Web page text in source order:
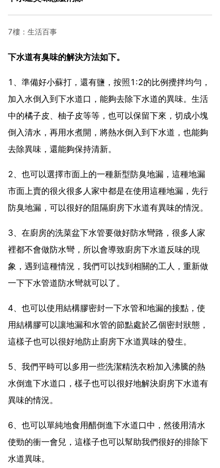
7樓：生活百事
下水道有臭味的解決方法如下。
1、準備好小蘇打，還有鹽，按照1:2的比例攪拌均勻，
加入水倒入到下水道口，能夠去除下水道的異味。生活
中的橘子皮、柚子皮等等，也可以保留下來，切成小塊
倒入清水，再用水煮開，將熱水倒入到下水道，也能夠
去除異味，還能夠保持清新。
2、也可以選擇市面上的一種新型防臭地漏，這種地漏
市面上賣的很火很多人家中都是在使用這種地漏，先行
防臭地漏，可以很好的阻隔廚房下水道有異味的情況。
3、在廚房的洗菜盆下水管要做好防水彎路，很多人家
裡都不會做防水彎，所以會導致廚房下水道反味的現
象，遇到這種情況，我們可以找到相關的工人，重新做
一下下水管道防水彎就可以了。
4、也可以使用結構膠密封一下水管和地漏的接點，使
用結構膠可以讓地漏和水管的節點處於乙個密封狀態，
這樣子也可以很好地防止廚房下水道異味的發生。
5、我們平時可以多用一些洗潔精洗衣粉加入沸騰的熱
水倒進下水道口，樣子也可以很好地解決廚房下水道有
異味的情況。
6、也可以單純地食用醋倒進下水道口中，然後用清水
使勁的衝一會兒，這樣子也可以幫助我們很好的排除下
水道異味。